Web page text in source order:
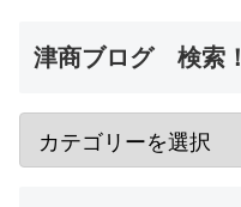
津商ブログ 検索！